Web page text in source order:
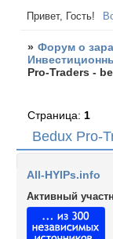
Привет, Гость!
» Форум о
Pro-Traders -
Bedux Pro-
Страница: 1
All-HYIPs.info
Активный